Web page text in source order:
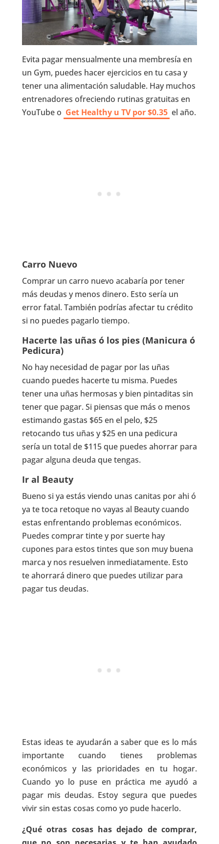
Evita pagar mensualmente una membresía en
un Gym, puedes hacer ejercicios en tu casa y
tener una alimentación saludable. Hay muchos
entrenadores ofreciendo rutinas gratuitas en
YouTube o Get Healthy u TV por $0.35 el año.
Carro Nuevo
Comprar un carro nuevo acabaría por tener
más deudas y menos dinero. Esto sería un
error fatal. También podrías afectar tu crédito
si no puedes pagarlo tiempo.
Hacerte las uñas ó los pies (Manicura ó
Pedicura)
No hay necesidad de pagar por las uñas
cuando puedes hacerte tu misma. Puedes
tener una uñas hermosas y bien pintaditas sin
tener que pagar. Si piensas que más o menos
estimando gastas $65 en el pelo, $25
retocando tus uñas y $25 en una pedicura
sería un total de $115 que puedes ahorrar para
pagar alguna deuda que tengas.
Ir al Beauty
Bueno si ya estás viendo unas canitas por ahi ó
ya te toca retoque no vayas al Beauty cuando
estas enfrentando problemas económicos.
Puedes comprar tinte y por suerte hay
cupones para estos tintes que son muy buena
marca y nos resuelven inmediatamente. Esto
te ahorrará dinero que puedes utilizar para
pagar tus deudas.
Estas ideas te ayudarán a saber que es lo más
importante cuando tienes problemas
económicos y las prioridades en tu hogar.
Cuando yo lo puse en práctica me ayudó a
pagar mis deudas. Estoy segura que puedes
vivir sin estas cosas como yo pude hacerlo.
¿Qué otras cosas has dejado de comprar,